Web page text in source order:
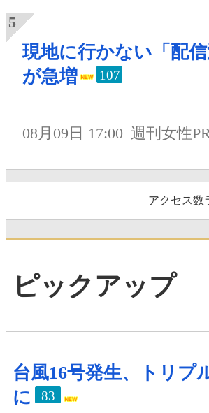
現地に行かない「配信
が急増
107
08月09日 17:00 週刊女性
アクセス数
ピックアップ
台風16号発生、トリプ
に
83